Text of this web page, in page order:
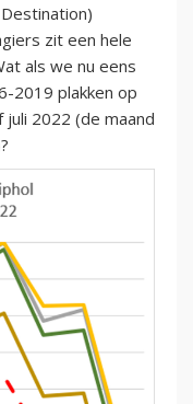
zit een hele
als we nu eens
2019 plakken op
2022 (de maand